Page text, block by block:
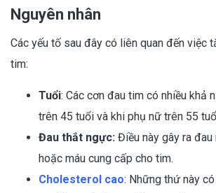
Nguyên nhân
Các yếu tố sau đây có liên quan đến việc
tim:
Tuổi: Các cơn đau tim có nhiều khả
trên 45 tuổi và khi phụ nữ trên 55
Đau thắt ngực: Điều này gây ra
hoặc máu cung cấp cho tim.
Cholesterol cao: Những thứ này